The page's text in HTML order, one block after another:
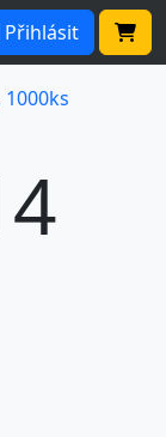
Přihlásit